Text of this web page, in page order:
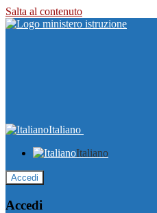
Salta al contenuto
Italiano
Italiano
Accedi
Accedi